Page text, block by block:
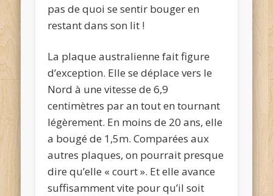
pas de quoi se sentir bouger en
restant dans son lit !
La plaque australienne fait figure
d’exception. Elle se déplace vers le
Nord à une vitesse de 6,9
centimètres par an tout en tournant
légèrement. En moins de 20 ans, elle
a bougé de 1,5m. Comparées aux
autres plaques, on pourrait presque
dire qu’elle « court ». Et elle avance
suffisamment vite pour qu’il soit